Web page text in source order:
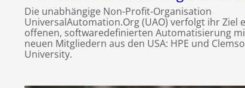
Die unabhängige Non-Profit-Organisation
UniversalAutomation.Org (UAO) verfolgt ihr Ziel
offenen, softwaredefinierten Automatisierung
neuen Mitgliedern aus den USA: HPE und
University.